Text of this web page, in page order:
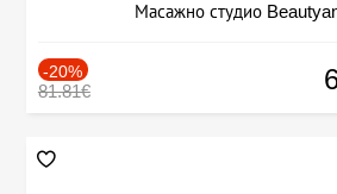
Масажно студио
-20%
81.81€